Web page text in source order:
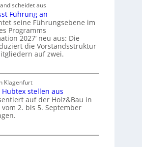
h
l
a
n
d
scheidet aus
Führung an
seine Führungsebene im
Programms
2027‘ neu aus: Die
die Vorstandsstruktur
auf zwei.
Klagenfurt
stellen aus
auf der Holz&Bau in
2. bis 5. September